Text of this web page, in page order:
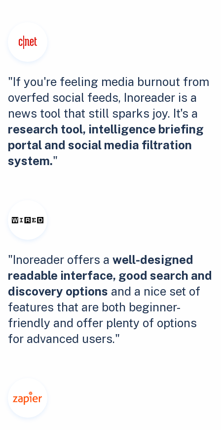
"If you're feeling media burnout from
overfed social feeds, Inoreader is a
news tool that still sparks joy. It's a
research tool, intelligence briefing
portal and social media filtration
system."
"Inoreader offers a well-designed
readable interface, good search and
discovery options and a nice set of
features that are both beginner-
friendly and offer plenty of options
for advanced users."